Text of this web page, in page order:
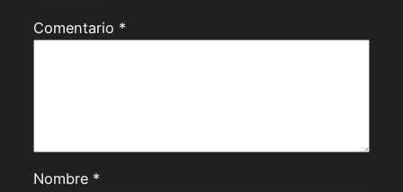
Comentario *
Nombre *